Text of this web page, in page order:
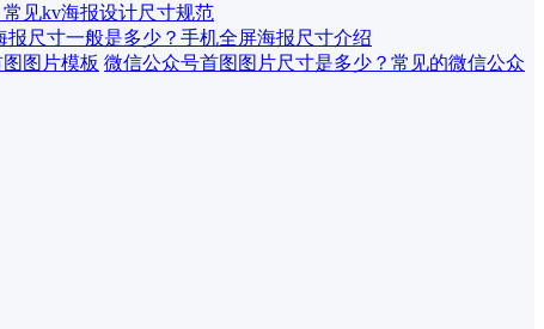
见kv海报设计尺寸规范
报尺寸一般是多少？手机全屏海报尺寸介绍
微信公众号首图图片尺寸是多少？常见的微信公众